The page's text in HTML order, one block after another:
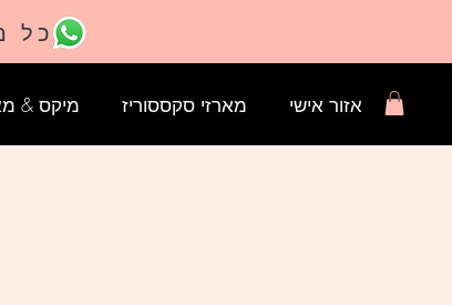
כל
אזור אישי מארזי סקססוריז מיקס &